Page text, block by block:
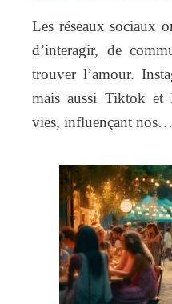
Les réseaux sociaux
d’interagir, de
trouver l’amour.
mais aussi Tiktok et
vies, influençant nos…